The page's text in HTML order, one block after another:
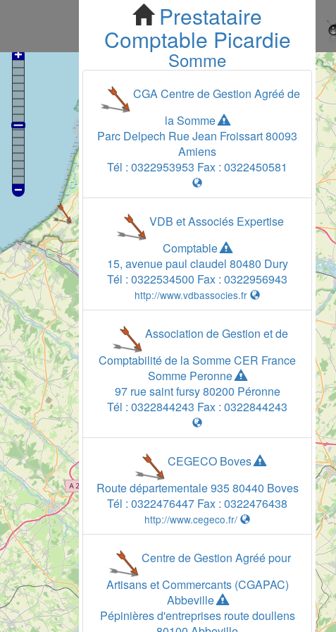
Prestataire
Comptable Picardie
Somme
CGA Centre de Gestion Agréé de
la Somme
Parc Delpech Rue Jean Froissart80093
Amiens
Tél : 0322953953 Fax : 0322450581
VDB et Associés Expertise
Comptable
15, avenue paul claudel 80480 Dury
Tél : 0322534500 Fax : 0322956943
http://www.vdbassocies.fr
Association de Gestion et de
Comptabilité de la Somme CER France
Somme Peronne
97 rue saint fursy80200 Péronne
Tél : 0322844243 Fax : 0322844243
CEGECO Boves
Route départementale 93580440 Boves
Tél : 0322476447 Fax : 0322476438
http://www.cegeco.fr/
Centre de Gestion Agréé pour
Artisans et Commercants (CGAPAC)
Abbeville
Pépinières d'entreprises route doullens